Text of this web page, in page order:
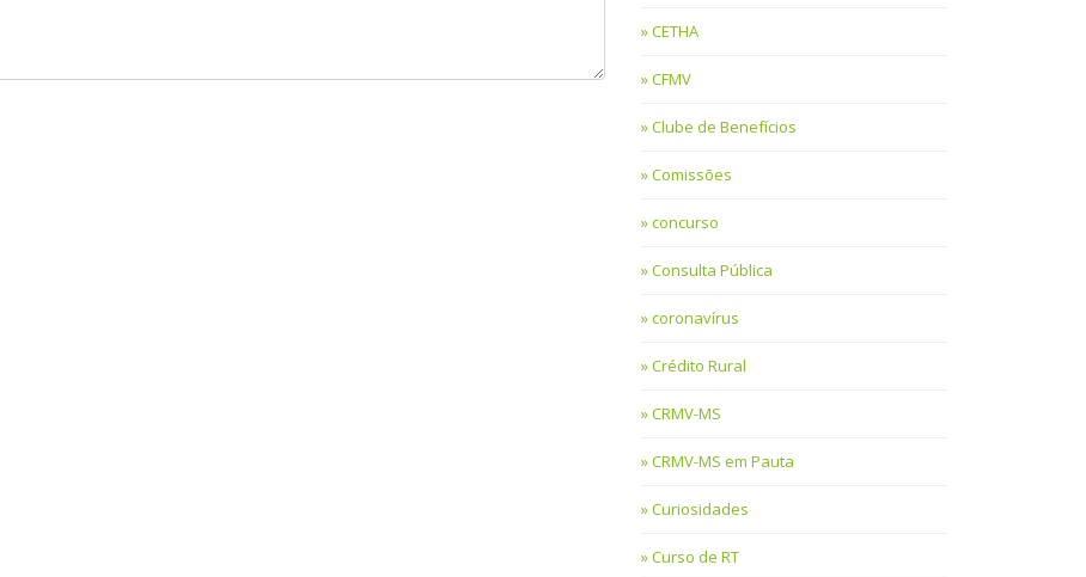
CETHA
CFMV
Clube de Benefícios
Comissões
concurso
Consulta Pública
coronavírus
Crédito Rural
CRMV-MS
CRMV-MS em Pauta
Curiosidades
Curso de RT